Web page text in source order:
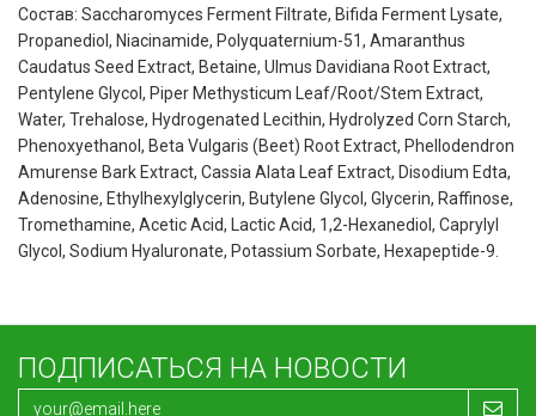
Состав: Saccharomyces Ferment Filtrate, Bifida Ferment Lysate,
Propanediol, Niacinamide, Polyquaternium-51, Amaranthus
Caudatus Seed Extract, Betaine, Ulmus Davidiana Root Extract,
Pentylene Glycol, Piper Methysticum Leaf/Root/Stem Extract,
Water, Trehalose, Hydrogenated Lecithin, Hydrolyzed Corn Starch,
Phenoxyethanol, Beta Vulgaris (Beet) Root Extract, Phellodendron
Amurense Bark Extract, Cassia Alata Leaf Extract, Disodium Edta,
Adenosine, Ethylhexylglycerin, Butylene Glycol, Glycerin, Raffinose,
Tromethamine, Acetic Acid, Lactic Acid, 1,2-Hexanediol, Caprylyl
Glycol, Sodium Hyaluronate, Potassium Sorbate, Hexapeptide-9.
ПОДПИСАТЬСЯ НА НОВОСТИ